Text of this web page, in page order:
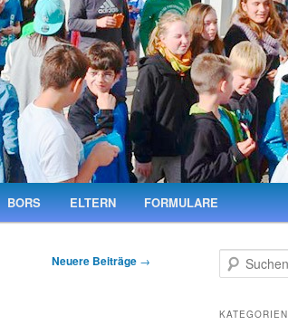
BORS ELTERN FORMULARE
Neuere Beiträge →
u
h
KATEGORIEN